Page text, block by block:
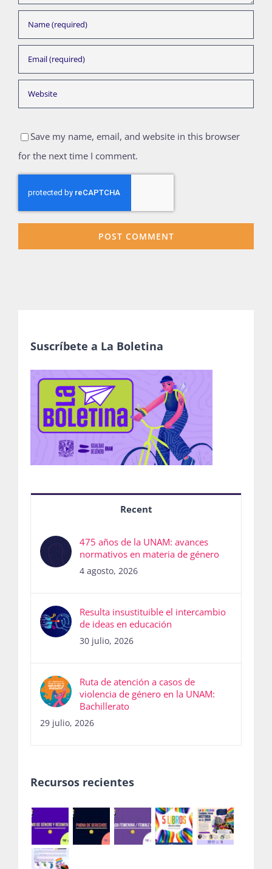
Save my name, email, and website in this browser
for the next time I comment.
Suscríbete a La Boletina
Recent
475 años de la UNAM: avances
normativos en materia de género
4 agosto, 2026
Resulta insustituible el intercambio
de ideas en educación
30 julio, 2026
Ruta de atención a casos de
violencia de género en la UNAM:
Bachillerato
29 julio, 2026
Recursos recientes